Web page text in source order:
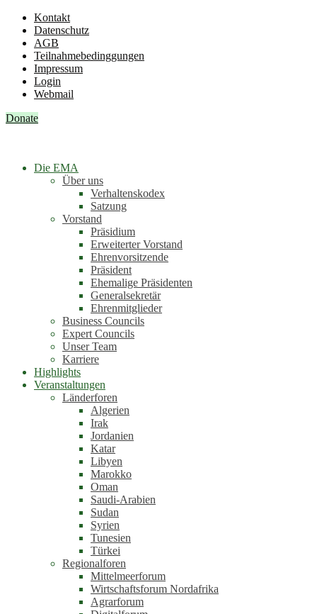
Kontakt
Datenschutz
AGB
Teilnahmebedinggungen
Impressum
Login
Webmail
Donate
Die EMA
Über uns
Verhaltenskodex
Satzung
Vorstand
Präsidium
Erweiterter Vorstand
Ehrenvorsitzende
Präsident
Ehemalige Präsidenten
Generalsekretär
Ehrenmitglieder
Business Councils
Expert Councils
Unser Team
Karriere
Highlights
Veranstaltungen
Länderforen
Algerien
Irak
Jordanien
Katar
Libyen
Marokko
Oman
Saudi-Arabien
Sudan
Syrien
Tunesien
Türkei
Regionalforen
Mittelmeerforum
Wirtschaftsforum Nordafrika
Agrarforum